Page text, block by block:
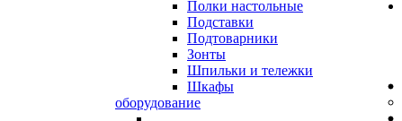
Полки настольные
Подставки
Подтоварники
Зонты
Шпильки и тележки
Шкафы
оборудование